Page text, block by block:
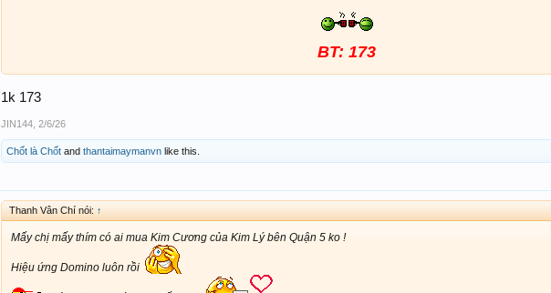
BT: 173
1k 173
JIN144 2/6/26
Chốt là Chốt and thantaimaymanvn like this.
Thanh Vân Chí nói: ↑
Mấy chị mấy thím có ai mua Kim Cương của Kim Lý bên Quận 5 ko !
Hiệu ứng Domino luôn rồi